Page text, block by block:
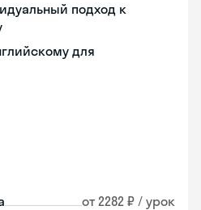
подход к
для
от 2282 ₽ / урок